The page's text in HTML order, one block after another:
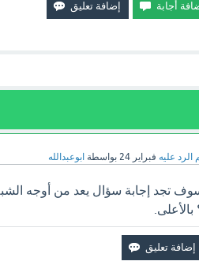
الرد عليه فبراير 24 بواسطة ابوعبدالله
تجد إجابة سؤال يعد من أوجه
بالأعلى.